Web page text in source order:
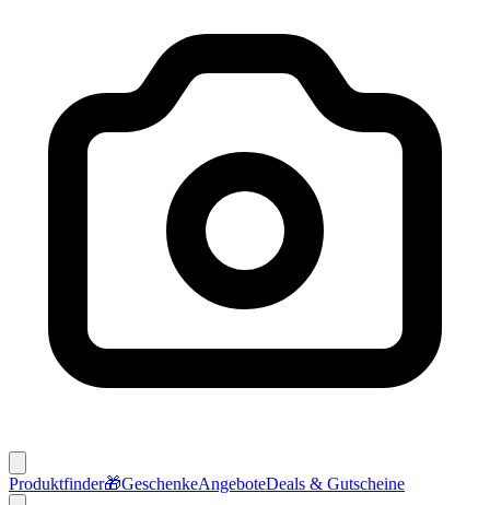
Produktfinder🎁GeschenkeAngeboteDeals & Gutscheine